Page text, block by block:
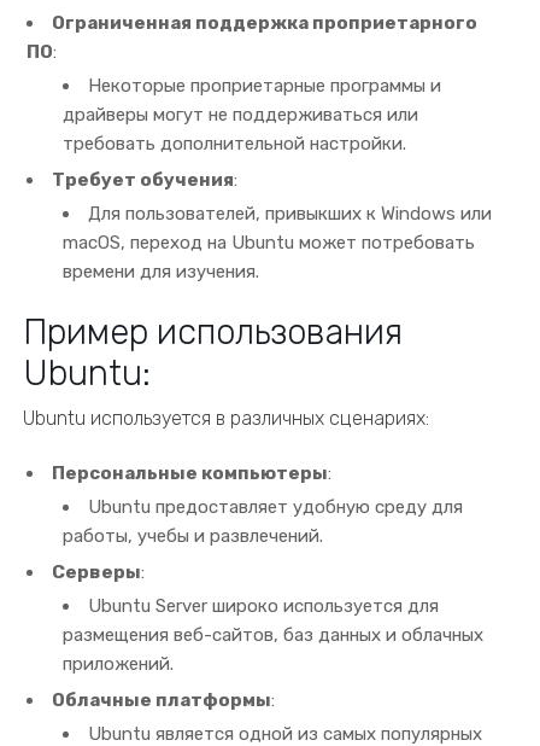
Ограниченная поддержка проприетарного
ПО:
Некоторые проприетарные программы и
драйверы могут не поддерживаться или
требовать дополнительной настройки.
Требует обучения:
Для пользователей, привыкших к Windows или
macOS, переход на Ubuntu может потребовать
времени для изучения.
Пример использования
Ubuntu:
Ubuntu используется в различных сценариях:
Персональные компьютеры:
Ubuntu предоставляет удобную среду для
работы, учебы и развлечений.
Серверы:
Ubuntu Server широко используется для
размещения веб-сайтов, баз данных и облачных
приложений.
Облачные платформы:
Ubuntu является одной из самых популярных